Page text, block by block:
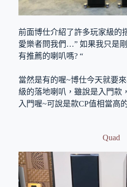
前面博仕介紹了許多玩家級的
愛樂者問我們…” 如果我只是
有推薦的喇叭嗎? “
當然是有的喔~博仕今天就要
級的落地喇叭，雖說是入門款
入門喔~可說是款CP值相當高
Quad